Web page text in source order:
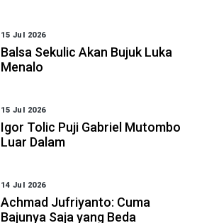
15 Jul 2026
Balsa Sekulic Akan Bujuk Luka
Menalo
15 Jul 2026
Igor Tolic Puji Gabriel Mutombo
Luar Dalam
14 Jul 2026
Achmad Jufriyanto: Cuma
Bajunya Saja yang Beda